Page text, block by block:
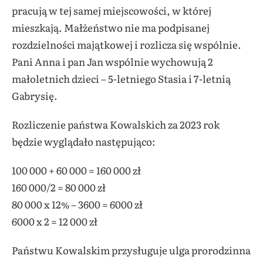
pracują w tej samej miejscowości, w której
mieszkają. Małżeństwo nie ma podpisanej
rozdzielności majątkowej i rozlicza się wspólnie.
Pani Anna i pan Jan wspólnie wychowują 2
małoletnich dzieci – 5-letniego Stasia i 7-letnią
Gabrysię.
Rozliczenie państwa Kowalskich za 2023 rok
będzie wyglądało następująco:
100 000 + 60 000 = 160 000 zł
160 000/2 = 80 000 zł
80 000 x 12% – 3600 = 6000 zł
6000 x 2 = 12 000 zł
Państwu Kowalskim przysługuje ulga prorodzinna